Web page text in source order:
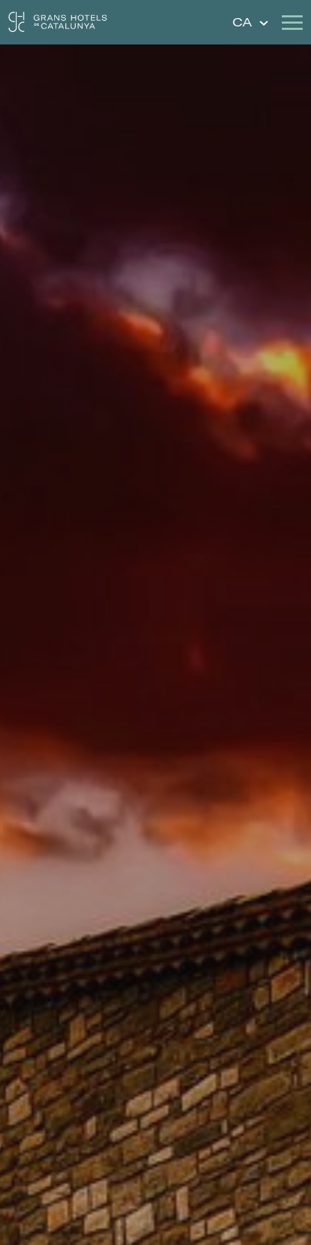
CA
Modificar cookies
Tècniques i funcionals
Sempre activades
Aquest lloc web utilitza cookies pròpies per recopilar
informació amb la finalitat de millorar els nostres serveis.
Si continua navegant, suposa l'acceptació de la instal·lació
de les mateixes. L'usuari té la possibilitat de configurar el
navegador podent, si així ho desitja, impedir que siguin
instal·lades al disc dur, encara que haurà de tenir en
compte que aquesta acció podrà ocasionar dificultats de
navegació de la pàgina web.